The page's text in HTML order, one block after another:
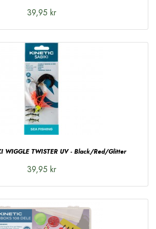
39,95 kr
WIGGLE TWISTER UV - Black/Red/Glitter
39,95 kr